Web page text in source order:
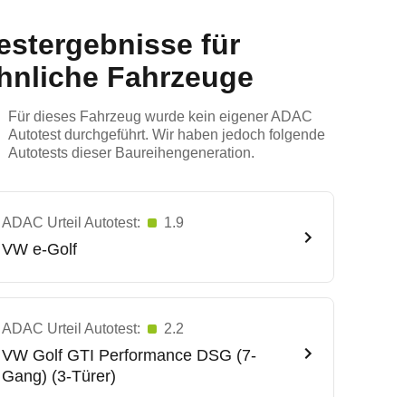
für
Fahrzeuge
Für dieses Fahrzeug wurde kein eigener ADAC
Autotest durchgeführt. Wir haben jedoch folgende
Autotests dieser Baureihengeneration.
ADAC Urteil Autotest: 1.9
VW e-Golf
ADAC Urteil Autotest: 2.2
VW Golf GTI Performance DSG (7-
Gang) (3-Türer)